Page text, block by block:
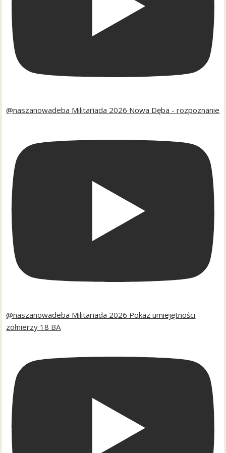
@naszanowadeba Militariada 2026 Nowa Dęba - rozpoznanie
@naszanowadeba Militariada 2026 Pokaz umiejętności
zołnierzy 18 BA